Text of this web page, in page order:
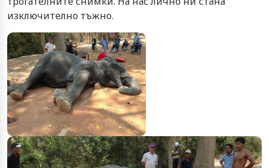
изключително тъжно.